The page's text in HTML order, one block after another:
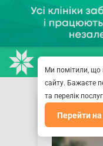
Ми помітили, що
сайту. Бажаєте
та перелік
Перейти на